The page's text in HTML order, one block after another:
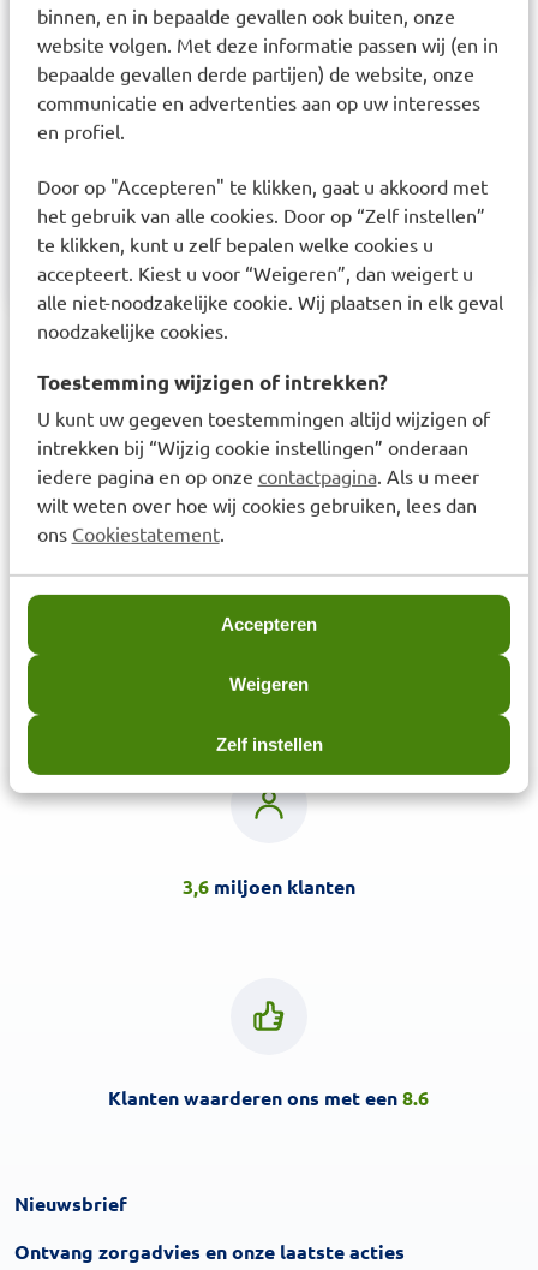
binnen, en in bepaalde gevallen ook buiten, onze
website volgen. Met deze informatie passen wij (en in
bepaalde gevallen derde partijen) de website, onze
communicatie en advertenties aan op uw interesses
en profiel.
Door op "Accepteren" te klikken, gaat u akkoord met
het gebruik van alle cookies. Door op “Zelf instellen”
te klikken, kunt u zelf bepalen welke cookies u
accepteert. Kiest u voor “Weigeren”, dan weigert u
alle niet-noodzakelijke cookie. Wij plaatsen in elk geval
noodzakelijke cookies.
Toestemming wijzigen of intrekken?
U kunt uw gegeven toestemmingen altijd wijzigen of
intrekken bij “Wijzig cookie instellingen” onderaan
iedere pagina en op onze contactpagina. Als u meer
wilt weten over hoe wij cookies gebruiken, lees dan
ons Cookiestatement.
Accepteren
Weigeren
Zelf instellen
Samenstelling
Calciumcarbonaat, Vitamine D3, Zoetstof
(Sorbitol, Stevioside RA97, Sucralose), Smaakstof
(Sinaasappelsmaak), Antiklontermiddel
(Magnesiumzouten van vetzuren), Zuurteregelaar
(DL-appelzuur), Verdikkingsmiddel
(Maltodextrine).
Laatst bekeken items
Lucovitaal Calcium 500mg +
D3 20mcg Kauwtabletten 90
stuks
3,6miljoen klanten
Klanten waarderen ons met een8.6
Nieuwsbrief
Ontvang zorgadvies en onze laatste acties